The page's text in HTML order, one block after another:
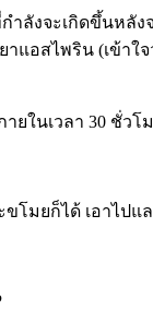
งจะเกิดขึ้นหลั
แอสไพริน (เข้
ในเวลา 30 ชั่ว
โมยก็ได้ เอาไ